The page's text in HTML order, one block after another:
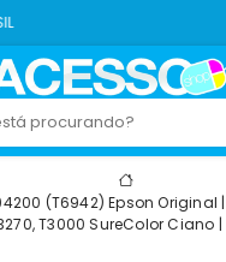
(T6942) Epson Original |
T3000 SureColor Ciano